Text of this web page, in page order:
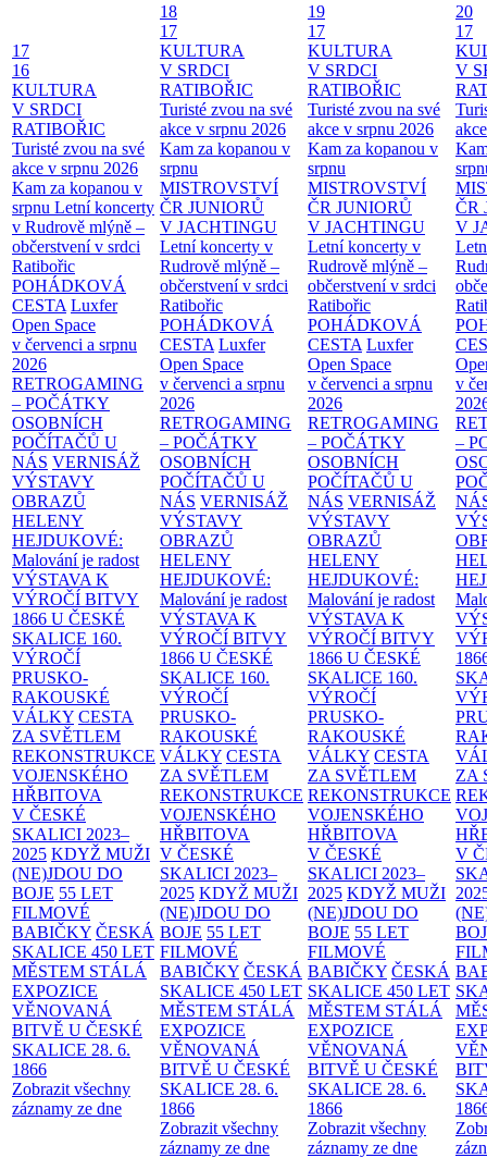
17
16
KULTURA
V SRDCI
RATIBOŘIC
Turisté zvou na své
akce v srpnu 2026
Kam za kopanou v
srpnu Letní koncerty
v Rudrově mlýně –
občerstvení v srdci
Ratibořic
POHÁDKOVÁ
CESTA Luxfer
Open Space
v červenci a srpnu
2026
RETROGAMING
– POČÁTKY
OSOBNÍCH
POČÍTAČŮ U
NÁS VERNISÁŽ
VÝSTAVY
OBRAZŮ
HELENY
HEJDUKOVÉ:
Malování je radost
VÝSTAVA K
VÝROČÍ BITVY
1866 U ČESKÉ
SKALICE 160.
VÝROČÍ
PRUSKO-
RAKOUSKÉ
VÁLKY CESTA
ZA SVĚTLEM
REKONSTRUKCE
VOJENSKÉHO
HŘBITOVA
V ČESKÉ
SKALICI 2023–
2025 KDYŽ MUŽI
(NE)JDOU DO
BOJE 55 LET
FILMOVÉ
BABIČKY ČESKÁ
SKALICE 450 LET
MĚSTEM STÁLÁ
EXPOZICE
VĚNOVANÁ
BITVĚ U ČESKÉ
SKALICE 28. 6.
1866
Zobrazit všechny
záznamy ze dne
18
17
KULTURA
V SRDCI
RATIBOŘIC
Turisté zvou na své
akce v srpnu 2026
Kam za kopanou v
srpnu
MISTROVSTVÍ
ČR JUNIORŮ
V JACHTINGU
Letní koncerty v
Rudrově mlýně –
občerstvení v srdci
Ratibořic
POHÁDKOVÁ
CESTA Luxfer
Open Space
v červenci a srpnu
2026
RETROGAMING
– POČÁTKY
OSOBNÍCH
POČÍTAČŮ U
NÁS VERNISÁŽ
VÝSTAVY
OBRAZŮ
HELENY
HEJDUKOVÉ:
Malování je radost
VÝSTAVA K
VÝROČÍ BITVY
1866 U ČESKÉ
SKALICE 160.
VÝROČÍ
PRUSKO-
RAKOUSKÉ
VÁLKY CESTA
ZA SVĚTLEM
REKONSTRUKCE
VOJENSKÉHO
HŘBITOVA
V ČESKÉ
SKALICI 2023–
2025 KDYŽ MUŽI
(NE)JDOU DO
BOJE 55 LET
FILMOVÉ
BABIČKY ČESKÁ
SKALICE 450 LET
MĚSTEM STÁLÁ
EXPOZICE
VĚNOVANÁ
BITVĚ U ČESKÉ
SKALICE 28. 6.
1866
Zobrazit všechny
záznamy ze dne
19
17
KULTURA
V SRDCI
RATIBOŘIC
Turisté zvou na své
akce v srpnu 2026
Kam za kopanou v
srpnu
MISTROVSTVÍ
ČR JUNIORŮ
V JACHTINGU
Letní koncerty v
Rudrově mlýně –
občerstvení v srdci
Ratibořic
POHÁDKOVÁ
CESTA Luxfer
Open Space
v červenci a srpnu
2026
RETROGAMING
– POČÁTKY
OSOBNÍCH
POČÍTAČŮ U
NÁS VERNISÁŽ
VÝSTAVY
OBRAZŮ
HELENY
HEJDUKOVÉ:
Malování je radost
VÝSTAVA K
VÝROČÍ BITVY
1866 U ČESKÉ
SKALICE 160.
VÝROČÍ
PRUSKO-
RAKOUSKÉ
VÁLKY CESTA
ZA SVĚTLEM
REKONSTRUKCE
VOJENSKÉHO
HŘBITOVA
V ČESKÉ
SKALICI 2023–
2025 KDYŽ MUŽI
(NE)JDOU DO
BOJE 55 LET
FILMOVÉ
BABIČKY ČESKÁ
SKALICE 450 LET
MĚSTEM STÁLÁ
EXPOZICE
VĚNOVANÁ
BITVĚ U ČESKÉ
SKALICE 28. 6.
1866
Zobrazit všechny
záznamy ze dne
20
17
V
ČR
V
v
–
ZA
V